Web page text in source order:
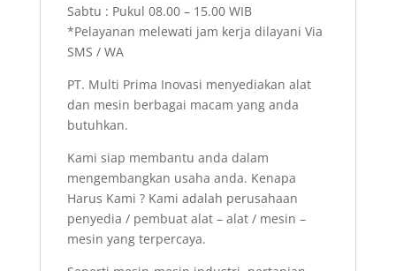
Sabtu : Pukul 08.00 – 15.00 WIB
*Pelayanan melewati jam kerja dilayani Via
SMS / WA
PT. Multi Prima Inovasi menyediakan alat
dan mesin berbagai macam yang anda
butuhkan.
Kami siap membantu anda dalam
mengembangkan usaha anda. Kenapa
Harus Kami ? Kami adalah perusahaan
penyedia / pembuat alat – alat / mesin –
mesin yang terpercaya.